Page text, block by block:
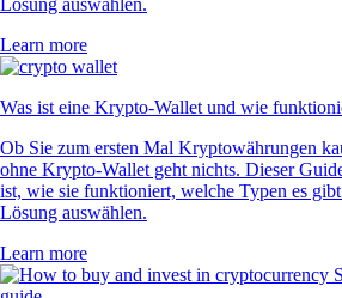
Lösung auswählen.
Learn more
Was ist eine Krypto-Wallet und wie
Ob Sie zum ersten Mal Kryptowährungen
ohne Krypto-Wallet geht nichts. Dieser
ist, wie sie funktioniert, welche Typen es
Lösung auswählen.
Learn more